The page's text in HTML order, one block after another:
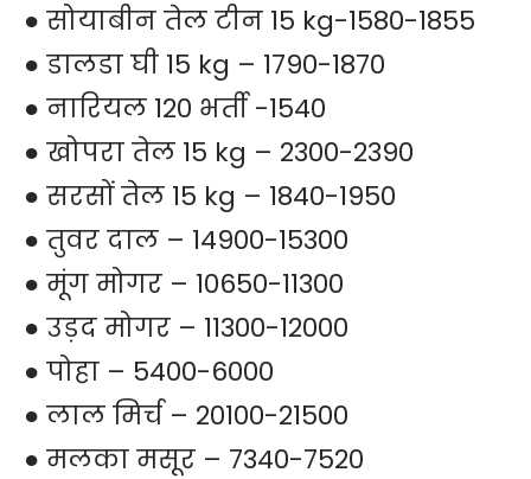
● सोयाबीन तेल टीन 15 kg-1580-1855
● डालडा घी 15 kg – 1790-1870
● नारियल 120 भर्ती -1540
● खोपरा तेल 15 kg – 2300-2390
● सरसों तेल 15 kg – 1840-1950
● तुवर दाल – 14900-15300
● मूंग मोगर – 10650-11300
● उड़द मोगर – 11300-12000
● पोहा – 5400-6000
● लाल मिर्च – 20100-21500
● मलका मसूर – 7340-7520